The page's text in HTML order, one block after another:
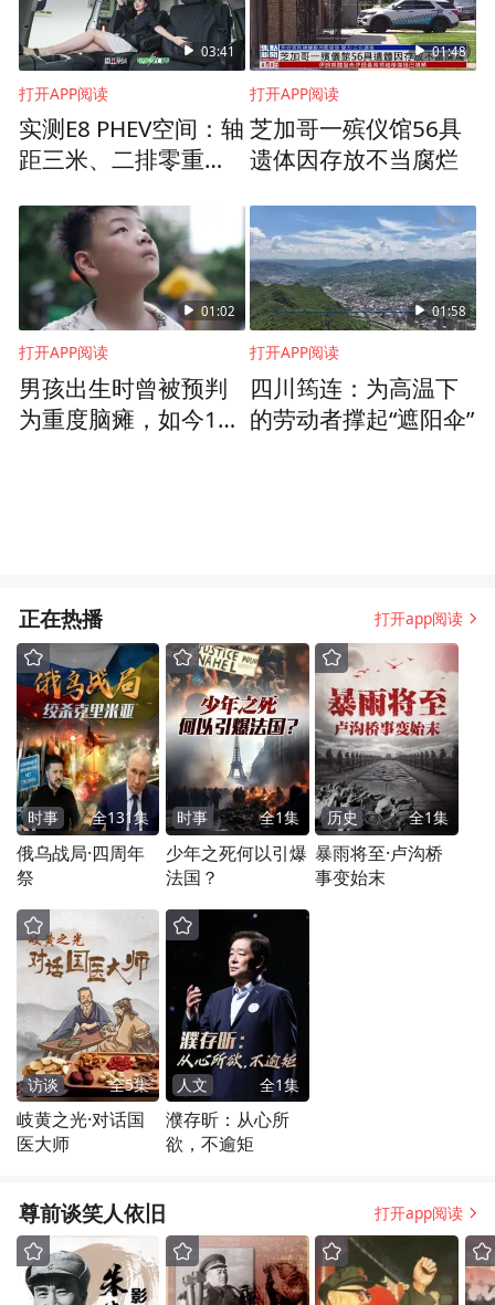
03:41
打开APP阅读
实测E8 PHEV空间：轴
距三米、二排零重
用吗？
01:48
打开APP阅读
芝加哥一殡仪馆56具
遗体因存放不当腐烂
01:02
打开APP阅读
男孩出生时曾被预判
为重度脑瘫，如今10
01:58
打开APP阅读
四川筠连：为高温下
的劳动者撑起“遮阳伞”
正在热播 打开app阅读
时事 全131集
俄乌战局·四周年
祭
时事 全1集
少年之死何以引爆
法国？
历史 全1集
暴雨将至·卢沟桥
事变始末
访谈 全5集
岐黄之光·对话国
医大师
人文 全1集
濮存昕：从心所
欲，不逾矩
尊前谈笑人依旧 打开app阅读